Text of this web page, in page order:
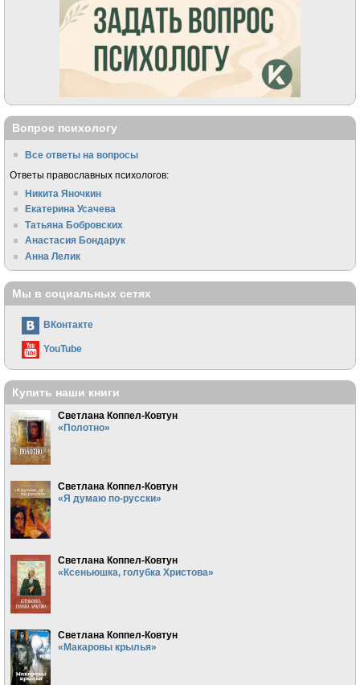
Вопрос психологу
Все ответы на вопросы
Ответы православных психологов:
Никита Яночкин
Екатерина Усачева
Татьяна Бобровских
Анастасия Бондарук
Анна Лелик
Мы в социальных сетях
ВКонтакте
YouTube
Купить наши книги
Светлана Коппел-Ковтун
«Полотно»
Светлана Коппел-Ковтун
«Я думаю по-русски»
Светлана Коппел-Ковтун
«Ксеньюшка, голубка Христова»
Светлана Коппел-Ковтун
«Макаровы крылья»